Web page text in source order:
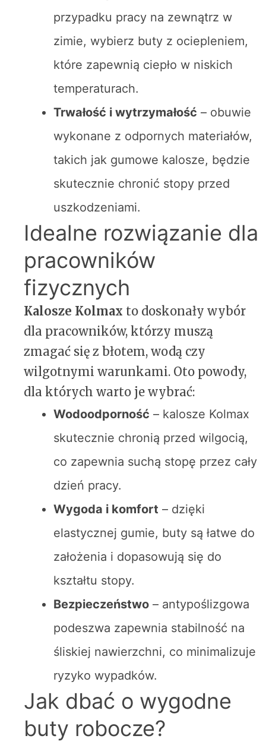
przypadku pracy na zewnątrz w
zimie, wybierz buty z ociepleniem,
które zapewnią ciepło w niskich
temperaturach.
Trwałość i wytrzymałość – obuwie
wykonane z odpornych materiałów,
takich jak gumowe kalosze, będzie
skutecznie chronić stopy przed
uszkodzeniami.
Idealne rozwiązanie dla
pracowników
fizycznych
Kalosze Kolmax to doskonały wybór
dla pracowników, którzy muszą
zmagać się z błotem, wodą czy
wilgotnymi warunkami. Oto powody,
dla których warto je wybrać:
Wodoodporność – kalosze Kolmax
skutecznie chronią przed wilgocią,
co zapewnia suchą stopę przez cały
dzień pracy.
Wygoda i komfort – dzięki
elastycznej gumie, buty są łatwe do
założenia i dopasowują się do
kształtu stopy.
Bezpieczeństwo – antypoślizgowa
podeszwa zapewnia stabilność na
śliskiej nawierzchni, co minimalizuje
ryzyko wypadków.
Jak dbać o wygodne
buty robocze?